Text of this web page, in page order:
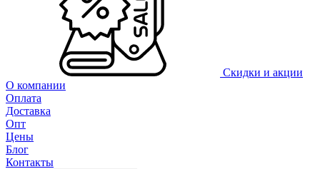
Скидки и акции
О компании
Оплата
Доставка
Опт
Цены
Блог
Контакты